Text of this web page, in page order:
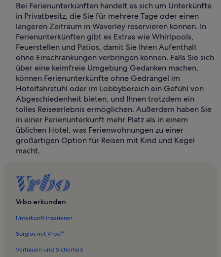
Bei Ferienunterkünften handelt es sich um Unterkünfte
in Privatbesitz, die Sie für mehrere Tage oder einen
längeren Zeitraum in Waverley reservieren können. In
Ferienunterkünften gibt es Extras wie Whirlpools,
Feuerstellen und Patios, damit Sie Ihren Aufenthalt
ohne Einschränkungen verbringen können. Falls Sie sich
über eine keimfreie Umgebung Gedanken machen,
können Ferienunterkünfte ohne Gedrängel im
Hotelfahrstuhl oder im Lobbybereich ein Gefühl von
Abgeschiedenheit bieten, und Ihnen trotzdem ein
tolles Reiseerlebnis ermöglichen. Außerdem haben Sie
in einer Ferienunterkunft mehr Platz als in einem
üblichen Hotel, was Ferienwohnungen zu einer
großartigen Option für Reisen mit Kind und Kegel
macht.
Vrbo erkunden
Unterkunft inserieren
Sorglos mit Vrbo™
Vertrauen und Sicherheit